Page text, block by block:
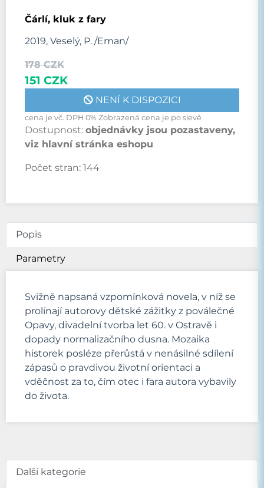
Čárlí, kluk z fary
2019, Veselý, P. /Eman/
178 CZK
151 CZK
NENÍ K DISPOZICI
cena je vč. DPH 0% Zobrazená cena je po slevě
Dostupnost: objednávky jsou pozastaveny,
viz hlavní stránka eshopu
Počet stran: 144
Popis
Parametry
Svižně napsaná vzpomínková novela, v níž se
prolínají autorovy dětské zážitky z poválečné
Opavy, divadelní tvorba let 60. v Ostravě i
dopady normalizačního dusna. Mozaika
historek posléze přerůstá v nenásilné sdílení
zápasů o pravdivou životní orientaci a
vděčnost za to, čím otec i fara autora vybavily
do života.
Další kategorie